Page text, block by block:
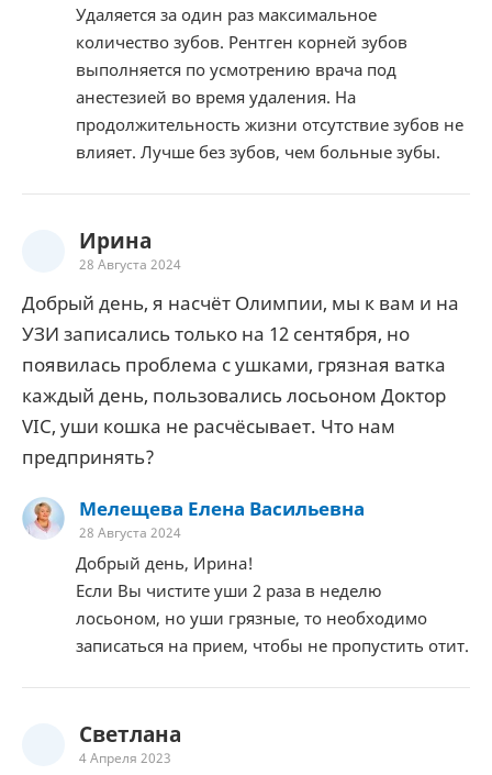
Удаляется за один раз максимальное
количество зубов. Рентген корней зубов
выполняется по усмотрению врача под
анестезией во время удаления. На
продолжительность жизни отсутствие зубов не
влияет. Лучше без зубов, чем больные зубы.
Ирина
28 Августа 2024
Добрый день, я насчёт Олимпии, мы к вам и на
УЗИ записались только на 12 сентября, но
появилась проблема с ушками, грязная ватка
каждый день, пользовались лосьоном Доктор
VIC, уши кошка не расчёсывает. Что нам
предпринять?
Мелещева Елена Васильевна
28 Августа 2024
Добрый день, Ирина!
Если Вы чистите уши 2 раза в неделю
лосьоном, но уши грязные, то необходимо
записаться на прием, чтобы не пропустить отит.
Светлана
4 Апреля 2023